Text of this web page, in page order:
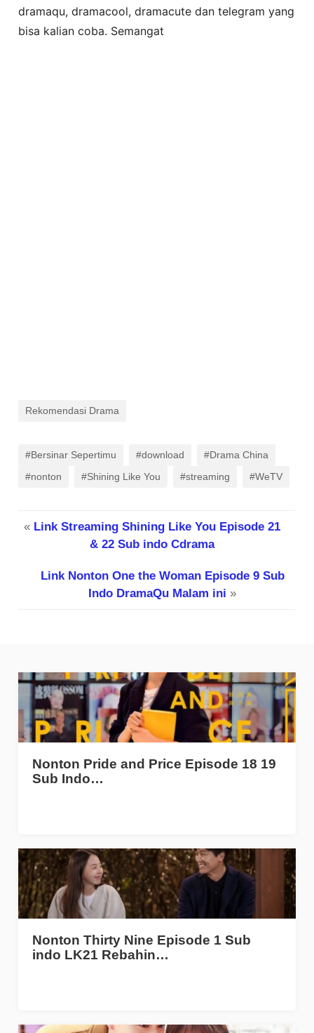
dramaqu, dramacool, dramacute dan telegram yang
bisa kalian coba. Semangat
Rekomendasi Drama
#Bersinar Sepertimu #download
#Drama China
#nonton
#Shining Like You #streaming #WeTV
« Link Streaming Shining Like You Episode 21
& 22 Sub indo Cdrama
Link Nonton One the Woman Episode 9 Sub
Indo DramaQu Malam ini »
Nonton Pride and Price Episode 18 19
Sub Indo…
Nonton Thirty Nine Episode 1 Sub
indo LK21 Rebahin…